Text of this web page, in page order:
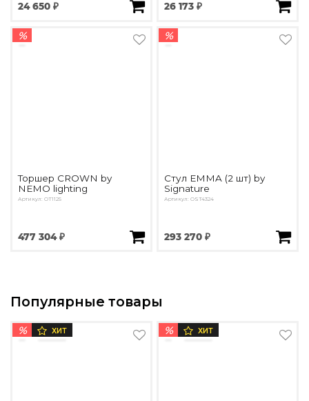
24 650 ₽ 26 173 ₽
%
Торшер CROWN by
NEMO lighting
Артикул: OT1125
477 304 ₽
%
Стул EMMA (2 шт) by
Signature
Артикул: OST4324
293 270 ₽
Популярные товары
% ХИТ % ХИТ